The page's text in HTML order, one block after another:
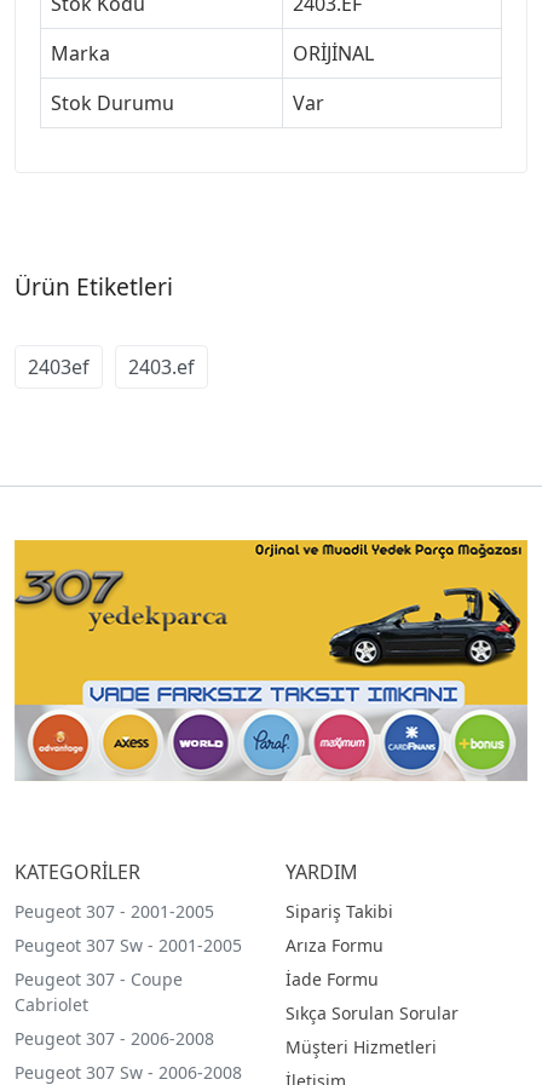
Marka
ORİJİNAL
Stok Durumu
Var
Ürün Etiketleri
2403ef 2403.ef
KATEGORİLER
Peugeot 307 - 2001-2005
Peugeot 307 Sw - 2001-2005
Peugeot 307 - Coupe
Cabriolet
Peugeot 307 - 2006-2008
Peugeot 307 Sw - 2006-2008
YARDIM
Sipariş Takibi
Arıza Formu
İade Formu
Sıkça Sorulan Sorular
Müşteri Hizmetleri